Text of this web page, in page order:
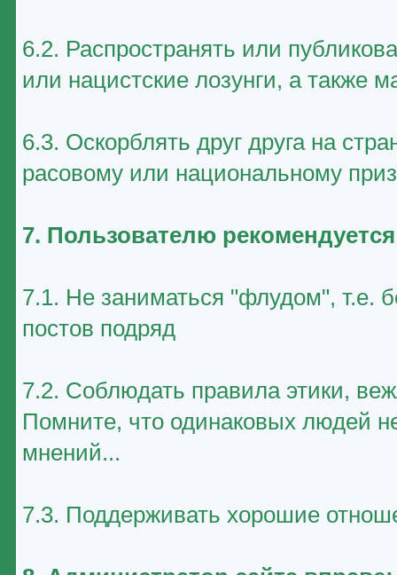
6.2. Распространять или
или нацистские лозунги, а также
6.3. Оскорблять друг друга на
расовому или национальному
7. Пользователю
7.1. Не заниматься "флудом", т.е.
постов подряд
7.2. Соблюдать правила этики,
Помните, что одинаковых людей
мнений...
7.3. Поддерживать хорошие